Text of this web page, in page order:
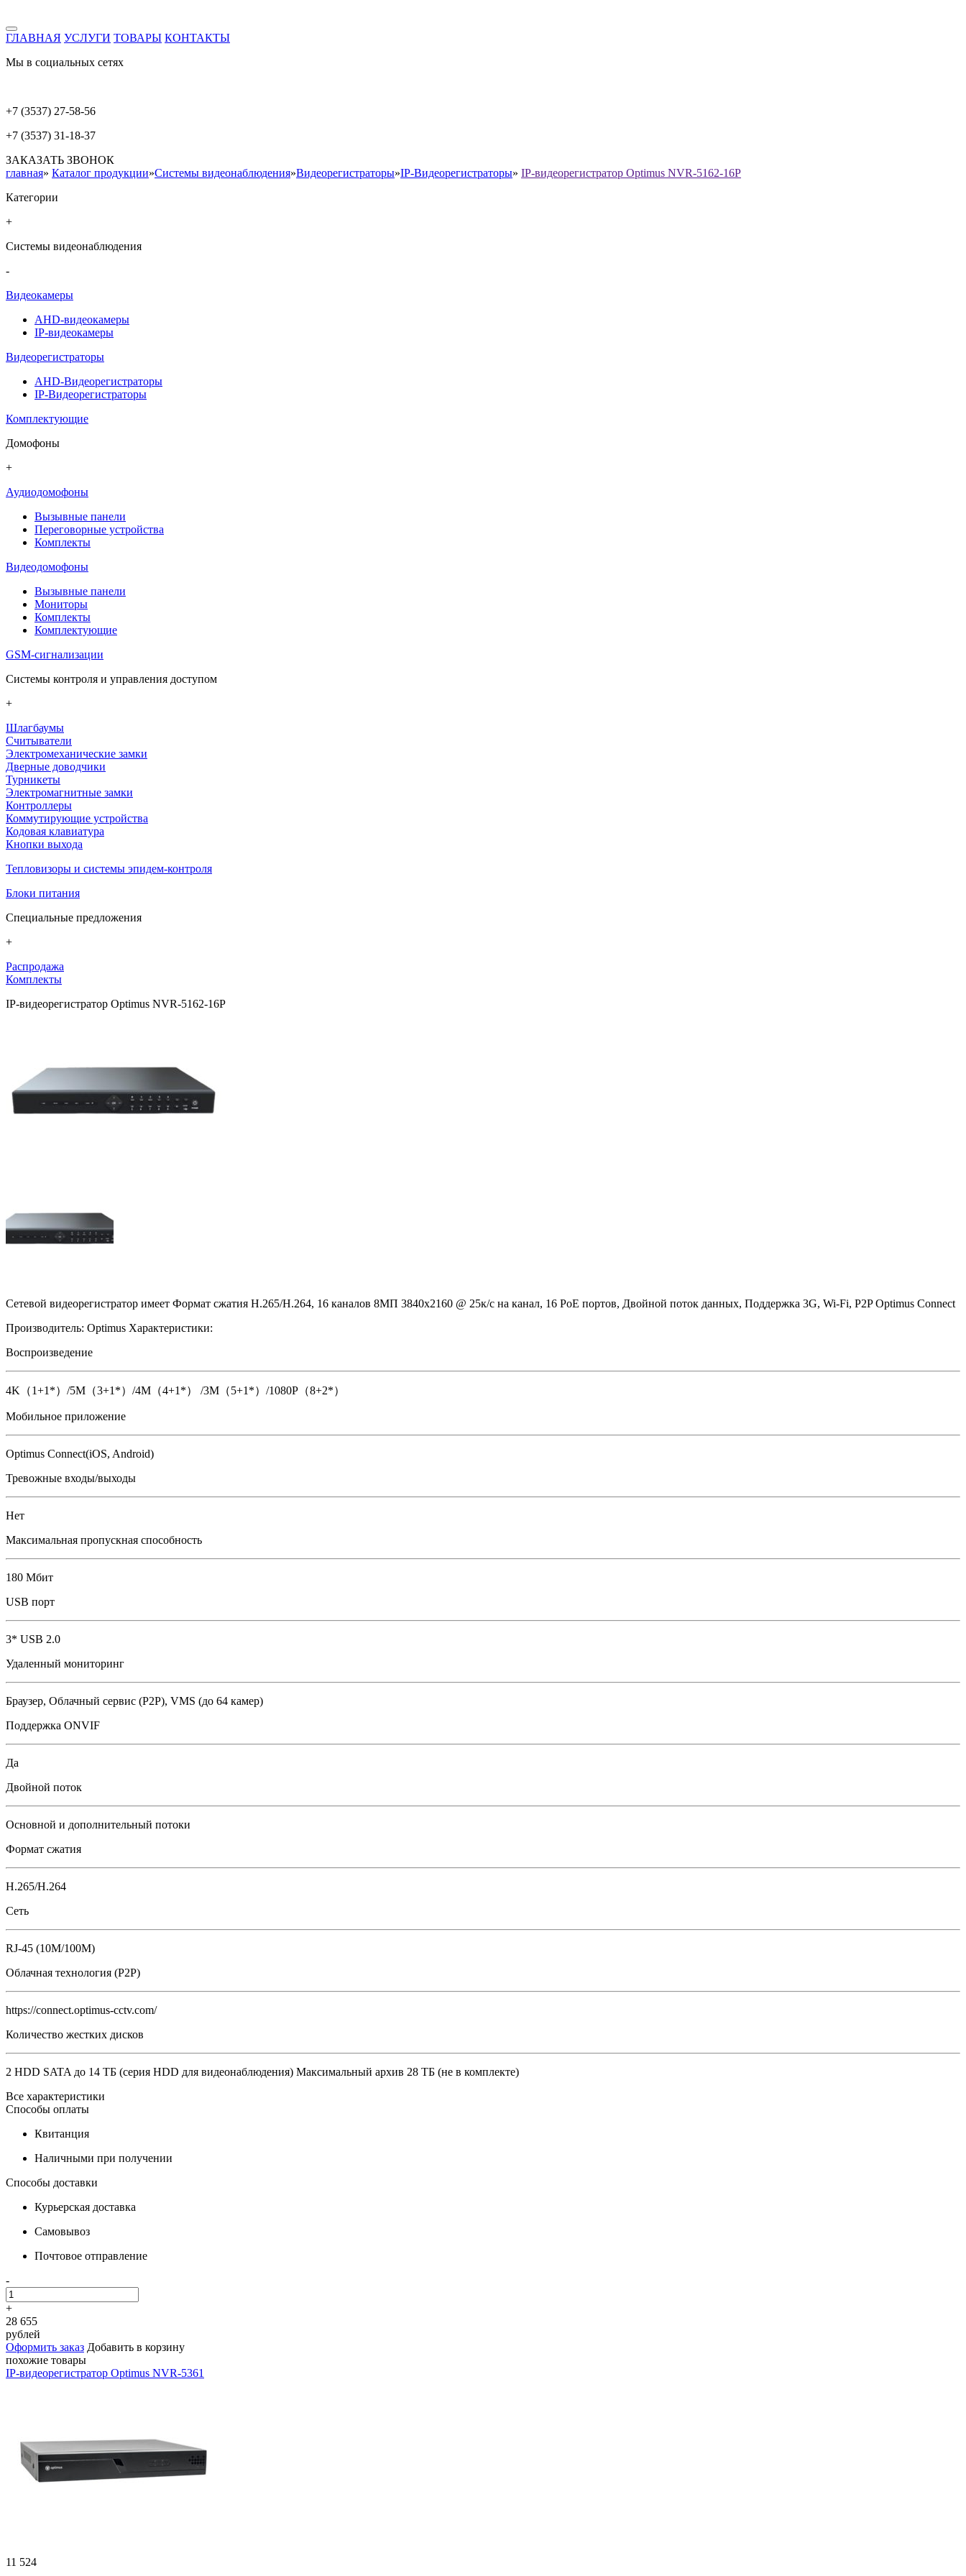
ГЛАВНАЯ УСЛУГИ ТОВАРЫ КОНТАКТЫ
Мы в социальных сетях
+7 (3537) 27-58-56
+7 (3537) 31-18-37
ЗАКАЗАТЬ ЗВОНОК
главная» Каталог продукции»Системы видеонаблюдения»Видеорегистраторы»IP-Видеорегистраторы» IP-видеорегистратор Optimus NVR-5162-16P
Категории
+
Системы видеонаблюдения
-
Видеокамеры
AHD-видеокамеры
IP-видеокамеры
Видеорегистраторы
AHD-Видеорегистраторы
IP-Видеорегистраторы
Комплектующие
Домофоны
+
Аудиодомофоны
Вызывные панели
Переговорные устройства
Комплекты
Видеодомофоны
Вызывные панели
Мониторы
Комплекты
Комплектующие
GSM-сигнализации
Системы контроля и управления доступом
+
Шлагбаумы
Считыватели
Электромеханические замки
Дверные доводчики
Турникеты
Электромагнитные замки
Контроллеры
Коммутирующие устройства
Кодовая клавиатура
Кнопки выхода
Тепловизоры и системы эпидем-контроля
Блоки питания
Специальные предложения
+
Распродажа
Комплекты
IP-видеорегистратор Optimus NVR-5162-16P
Сетевой видеорегистратор имеет Формат сжатия H.265/H.264, 16 каналов 8МП 3840х2160 @ 25к/с на канал, 16 PoE портов, Двойной поток данных, Поддержка 3G, Wi-Fi, P2P Optimus Connect
Производитель: Optimus Характеристики:
Воспроизведение
4K（1+1*）/5M（3+1*）/4M（4+1*） /3M（5+1*）/1080P（8+2*）
Мобильное приложение
Optimus Connect(iOS, Android)
Тревожные входы/выходы
Нет
Максимальная пропускная способность
180 Мбит
USB порт
3* USB 2.0
Удаленный мониторинг
Браузер, Облачный сервис (P2P), VMS (до 64 камер)
Поддержка ONVIF
Да
Двойной поток
Основной и дополнительный потоки
Формат сжатия
H.265/H.264
Сеть
RJ-45 (10M/100M)
Облачная технология (P2P)
https://connect.optimus-cctv.com/
Количество жестких дисков
2 HDD SATA до 14 ТБ (серия HDD для видеонаблюдения) Максимальный архив 28 ТБ (не в комплекте)
Все характеристики
Способы оплаты
Квитанция
Наличными при получении
Способы доставки
Курьерская доставка
Самовывоз
Почтовое отправление
-
+
28 655
рублей
Оформить заказ Добавить в корзину
похожие товары
IP-видеорегистратор Optimus NVR-5361
11 524